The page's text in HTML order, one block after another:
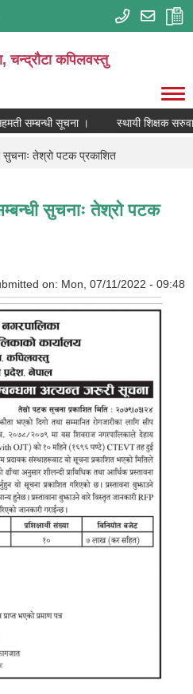
चन्द्राैटा कपिलवस्तु
सम्बन्धी सूचना । स्थायी शिक्षक
सुचनाः तेश्रो पटक प्रकाशित
सुचनाः तेश्रो पटक
on: Mon, 07/11/2022 - 09:48